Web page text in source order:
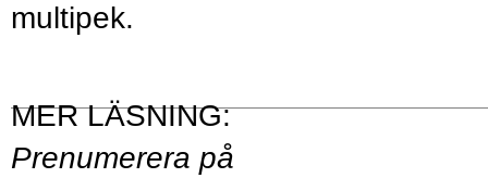
multipek.
Prenumerera på